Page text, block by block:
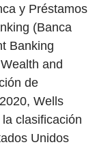
y Préstamos
(Banca
Banking
and
de
Wells
clasificación
Unidos